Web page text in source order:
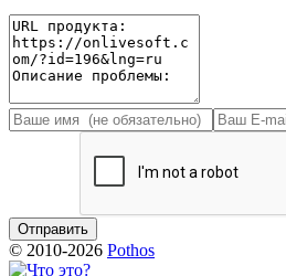
© 2010-2026 Pothos